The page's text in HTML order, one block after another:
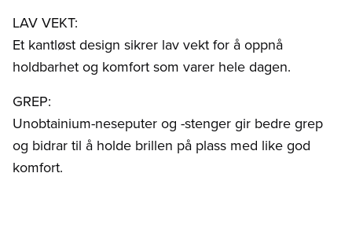
LAV VEKT:
Et kantløst design sikrer lav vekt for å oppnå
holdbarhet og komfort som varer hele dagen.
GREP:
Unobtainium-neseputer og -stenger gir bedre grep
og bidrar til å holde brillen på plass med like god
komfort.